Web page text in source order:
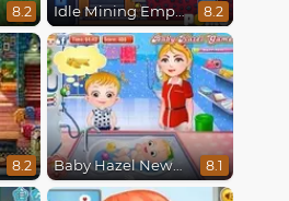
8.2 Idle Mining Empire 8.2
8.2 Baby Hazel Newborn Vaccination 8.1